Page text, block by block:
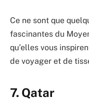
Ce ne sont que
fascinantes du
qu’elles vous
de voyager et de
7. Qatar